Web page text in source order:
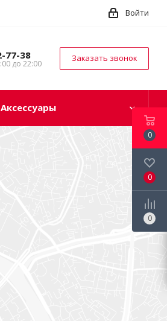
Войти
77-38
до 22:00
Заказать звонок
Аксессуары
0
0
0